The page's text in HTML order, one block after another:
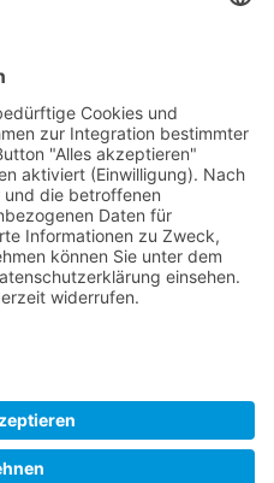
gmbh
gmbh
Marketingstrategien |